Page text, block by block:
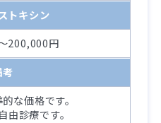
トキシン
200,000円
考
な価格です。
由診療です。